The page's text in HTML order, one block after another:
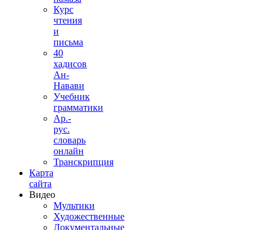
Курс
чтения
и
письма
40
хадисов
Ан-
Навави
Учебник
грамматики
Ар.-
рус.
словарь
онлайн
Транскрипция
Карта
сайта
Видео
Мультики
Художественные
Документальные